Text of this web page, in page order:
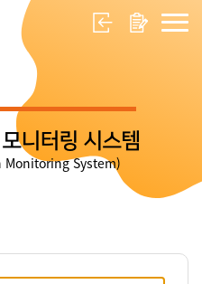
니터링 시스템
System)